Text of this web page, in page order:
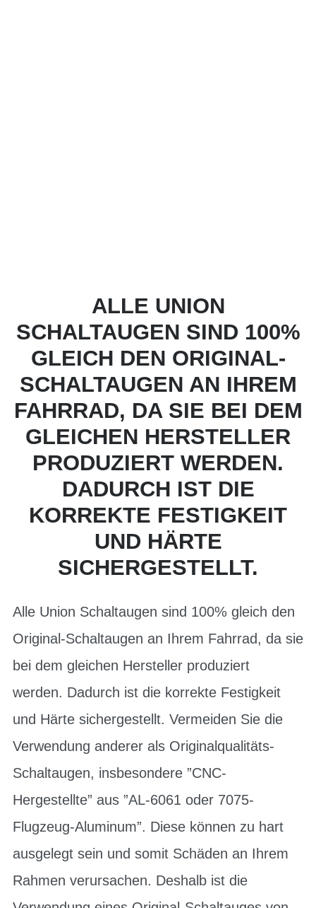
ALLE UNION
SCHALTAUGEN SIND 100%
GLEICH DEN ORIGINAL-
SCHALTAUGEN AN IHREM
FAHRRAD, DA SIE BEI DEM
GLEICHEN HERSTELLER
PRODUZIERT WERDEN.
DADURCH IST DIE
KORREKTE FESTIGKEIT
UND HÄRTE
SICHERGESTELLT.
Alle Union Schaltaugen sind 100% gleich den
Original-Schaltaugen an Ihrem Fahrrad, da sie
bei dem gleichen Hersteller produziert
werden. Dadurch ist die korrekte Festigkeit
und Härte sichergestellt. Vermeiden Sie die
Verwendung anderer als Originalqualitäts-
Schaltaugen, insbesondere ”CNC-
Hergestellte” aus ”AL-6061 oder 7075-
Flugzeug-Aluminum”. Diese können zu hart
ausgelegt sein und somit Schäden an Ihrem
Rahmen verursachen. Deshalb ist die